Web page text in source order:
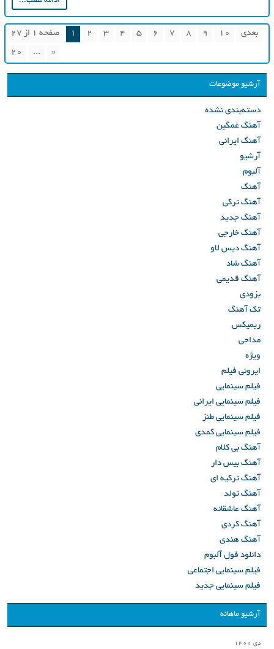
صفحه 1 از 27 1 2 3 4 5 6 7 8 9 10 بعدی
20 ... «
آرشیو موضوعات
دسته‌بندی نشده
آهنگ غمگین
آهنگ ایرانی
آرشیو
آلبوم
آهنگ
آهنگ ترکی
آهنگ جدید
آهنگ خارجی
آهنگ دیس لاو
آهنگ شاد
آهنگ قدیمی
بزودی
تک آهنگ
ریمیکس
مداحی
ویژه
ایرونی فیلم
فیلم سینمایی
فیلم سینمایی ایرانی
فیلم سینمایی طنز
فیلم سینمایی کمدی
آهنگ بی کلام
آهنگ بیس دار
آهنگ ترکیه ای
آهنگ تولد
آهنگ عاشقانه
آهنگ کردی
آهنگ هندی
دانلود فول آلبوم
فیلم سینمایی اجتماعی
فیلم سینمایی جدید
آرشیو ماهانه
دی ۱۴۰۰